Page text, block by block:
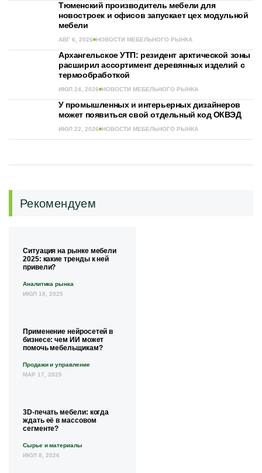
Тюменский производитель мебели для
новостроек и офисов запускает цех модульной
мебели
АВГ 6, 2026 НОВОСТИ МЕБЕЛЬНОГО РЫНКА
Архангельское УТП: резидент арктической зоны
расширил ассортимент деревянных изделий с
термообработкой
ИЮЛ 24, 2026 НОВОСТИ МЕБЕЛЬНОГО РЫНКА
У промышленных и интерьерных дизайнеров
может появиться свой отдельный код ОКВЭД
ИЮЛ 22, 2026 НОВОСТИ МЕБЕЛЬНОГО РЫНКА
Рекомендуем
Ситуация на рынке мебели
2025: какие тренды к ней
привели?
Аналитика рынка
ИЮЛ 18, 2025
Применение нейросетей в
бизнесе: чем ИИ может
помочь мебельщикам?
Продажи и управление
МАР 17, 2025
3D-печать мебели: когда
ждать её в массовом
сегменте?
Сырье и материалы
ИЮЛ 8, 2026